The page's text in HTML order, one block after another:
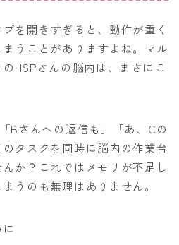
を開きすぎると、動作が重く
うことがありますよね。マル
HSPさんの脳内は、まさにこ
Bさんへの返信も」「あ、Cの
タスクを同時に脳内の作業台
か？これではメモリが不足し
うのも無理はありません。